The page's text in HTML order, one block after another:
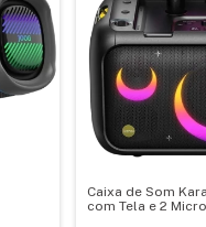
Caixa de Som
com Tela e 2